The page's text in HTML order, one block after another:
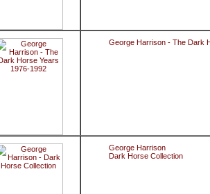
George Harrison - The Dark
George Harrison
Dark Horse Collection